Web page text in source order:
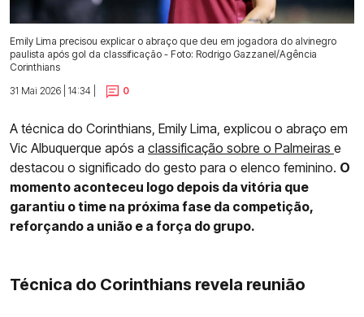
Emily Lima precisou explicar o abraço que deu em jogadora do alvinegro
paulista após gol da classificação - Foto: Rodrigo Gazzanel/Agência
Corinthians
31 Mai 2026 | 14:34 |
0
A técnica do Corinthians, Emily Lima, explicou o abraço em
Vic Albuquerque após a classificação sobre o Palmeiras e
destacou o significado do gesto para o elenco feminino. O
momento aconteceu logo depois da vitória que
garantiu o time na próxima fase da competição,
reforçando a união e a força do grupo.
Técnica do Corinthians revela reunião